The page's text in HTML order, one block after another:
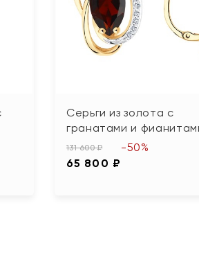
Серьги из золота с
гранатами и
131 600 ₽
65 800 ₽
-50%